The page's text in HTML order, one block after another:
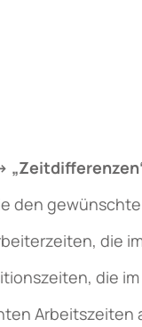
den
die
die
Arbeitszeiten